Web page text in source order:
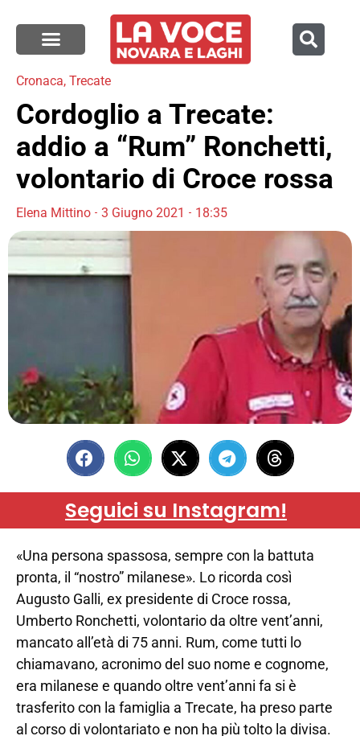
Cronaca, Trecate
Cordoglio a Trecate:
addio a “Rum” Ronchetti,
volontario di Croce rossa
Elena Mittino 3 Giugno 2021 18:35
Seguici su Instagram!
«Una persona spassosa, sempre con la battuta
pronta, il “nostro” milanese». Lo ricorda così
Augusto Galli, ex presidente di Croce rossa,
Umberto Ronchetti, volontario da oltre vent’anni,
mancato all’età di 75 anni. Rum, come tutti lo
chiamavano, acronimo del suo nome e cognome,
era milanese e quando oltre vent’anni fa si è
trasferito con la famiglia a Trecate, ha preso parte
al corso di volontariato e non ha più tolto la divisa.